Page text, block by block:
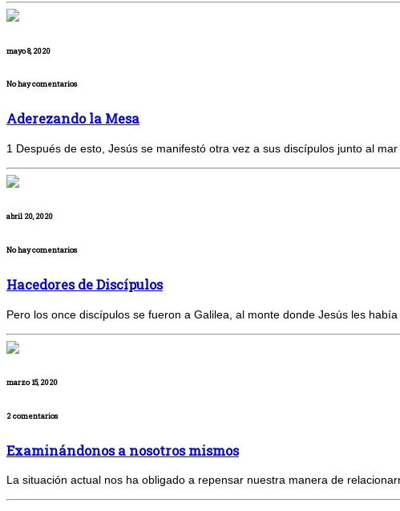
mayo 8, 2020
No hay comentarios
Aderezando la Mesa
1 Después de esto, Jesús se manifestó otra vez a sus discípulos junto al
abril 20, 2020
No hay comentarios
Hacedores de Discípulos
Pero los once discípulos se fueron a Galilea, al monte donde Jesús les
marzo 15, 2020
2 comentarios
Examinándonos a nosotros mismos
La situación actual nos ha obligado a repensar nuestra manera de